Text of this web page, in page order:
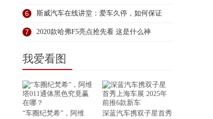
6 斯威汽车在线讲堂：爱车久停，如何保证
不“
7 2020款哈弗F5亮点抢先看 这是什么神
我爱看图
“车圈纪梵希”，阿维 深蓝汽车携双子星首秀